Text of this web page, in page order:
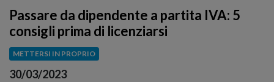
Passare da dipendente a partita IVA: 5
consigli prima di licenziarsi
METTERSI IN PROPRIO
30/03/2023